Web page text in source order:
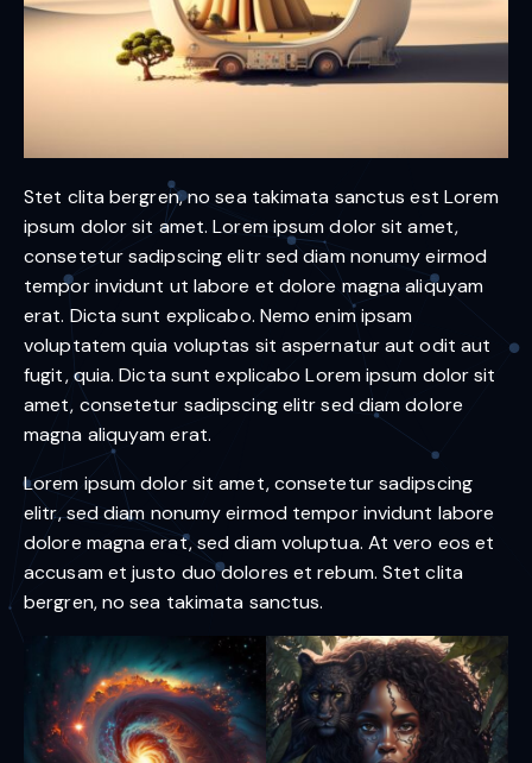
Stet clita bergren, no sea takimata sanctus est Lorem
ipsum dolor sit amet. Lorem ipsum dolor sit amet,
consetetur sadipscing elitr sed diam nonumy eirmod
tempor invidunt ut labore et dolore magna aliquyam
erat. Dicta sunt explicabo. Nemo enim ipsam
voluptatem quia voluptas sit aspernatur aut odit aut
fugit, quia. Dicta sunt explicabo Lorem ipsum dolor sit
amet, consetetur sadipscing elitr sed diam dolore
magna aliquyam erat.
Lorem ipsum dolor sit amet, consetetur sadipscing
elitr, sed diam nonumy eirmod tempor invidunt labore
dolore magna erat, sed diam voluptua. At vero eos et
accusam et justo duo dolores et rebum. Stet clita
bergren, no sea takimata sanctus.